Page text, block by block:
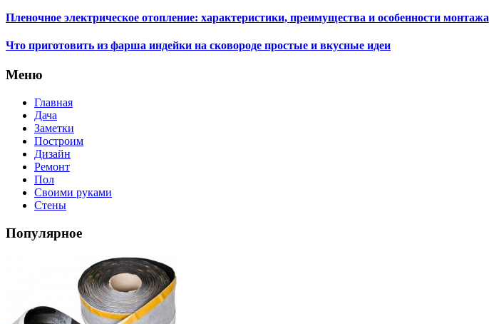
Пленочное электрическое отопление: характеристики, преимущества и особенности монтажа
Что приготовить из фарша индейки на сковороде простые и вкусные идеи
Меню
Главная
Дача
Заметки
Построим
Дизайн
Ремонт
Пол
Своими руками
Стены
Популярное